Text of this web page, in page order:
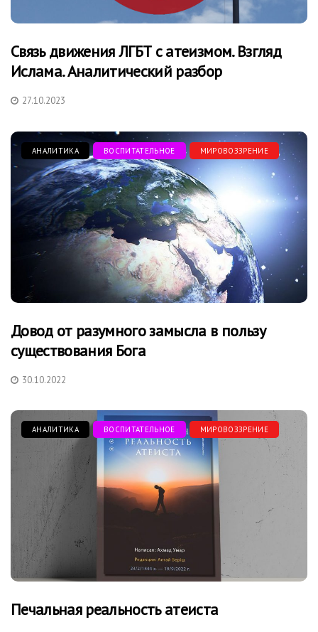
Связь движения ЛГБТ с атеизмом. Взгляд
Ислама. Аналитический разбор
27.10.2023
АНАЛИТИКА ВОСПИТАТЕЛЬНОЕ МИРОВОЗЗРЕНИЕ
Довод от разумного замысла в пользу
существования Бога
30.10.2022
АНАЛИТИКА ВОСПИТАТЕЛЬНОЕ МИРОВОЗЗРЕНИЕ
Печальная реальность атеиста